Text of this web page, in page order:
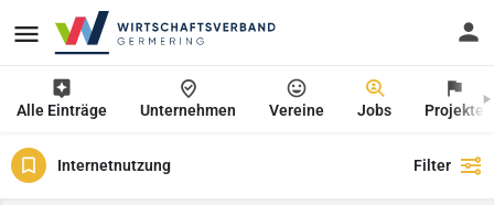
Alle Einträge Unternehmen Vereine Jobs Projekte
Internetnutzung Filter